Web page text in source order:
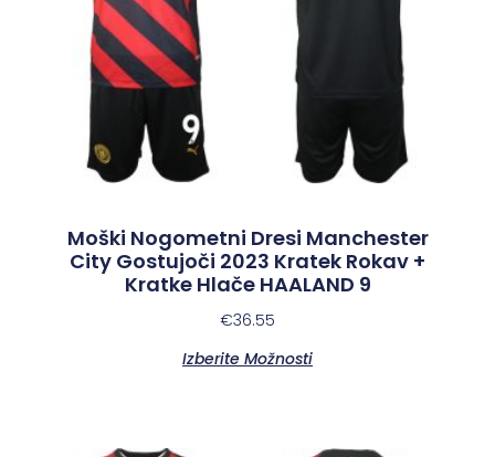
Moški Nogometni Dresi Manchester
City Gostujoči 2023 Kratek Rokav +
Kratke Hlače HAALAND 9
€36.55
Izberite Možnosti